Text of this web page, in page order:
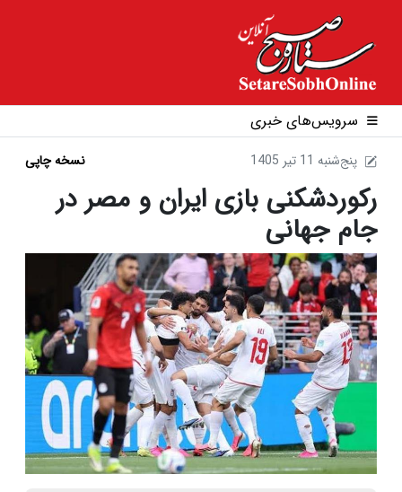
سرویس‌های خبری
1405 پنج‌شنبه 11 تير نسخه چاپی
رکوردشکنی بازی ایران و مصر در
جام جهانی